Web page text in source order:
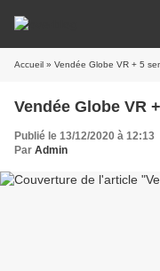
Accueil » Vendée Globe VR + 5
Vendée Globe VR
Publié le 13/12/2020 à 12:13
Par Admin